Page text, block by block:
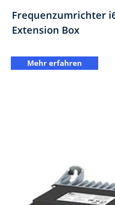
Frequenzumrichter
Extension Box​
Mehr erfahren